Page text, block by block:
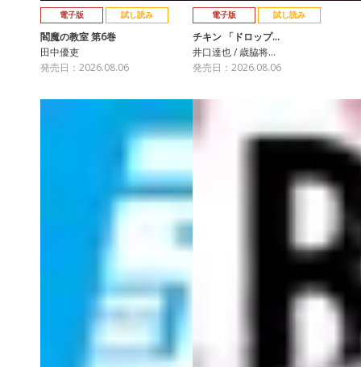
電子版 試し読み
閻魔の教室 第6巻
田中優吏
発売日：2026.08.06
電子版 試し読み
チキン 「ドロップ…
井口達也 / 歳脇将…
発売日：2026.08.06